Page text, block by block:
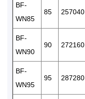
BF-
WN85
85 257040
BF-
WN90
90 272160
BF-
WN95
95 287280